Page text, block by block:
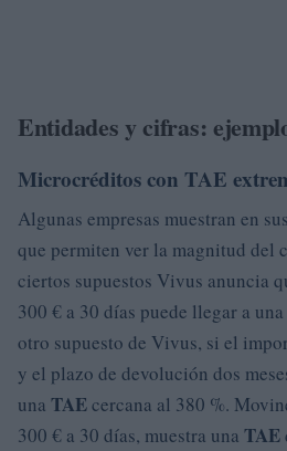
Entidades y cifras:
Microcréditos con TAE
Algunas empresas muestran en
que permiten ver la magnitud del
ciertos supuestos Vivus anuncia
300 € a 30 días puede llegar a una
otro supuesto de Vivus, si el
y el plazo de devolución dos
una TAEcercana al 380 %.
300 € a 30 días, muestra una TAE